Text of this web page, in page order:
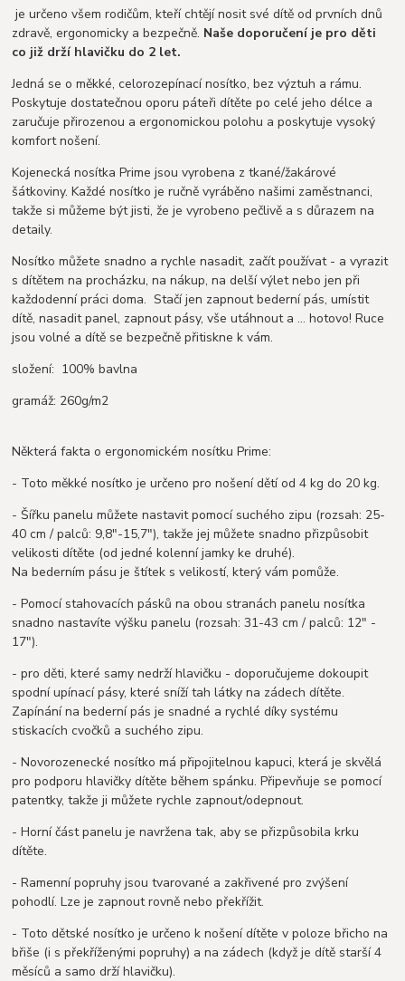
je určeno všem rodičům, kteří chtějí nosit své dítě od prvních dnů
zdravě, ergonomicky a bezpečně. Naše doporučení je pro děti
co již drží hlavičku do 2 let.
Jedná se o měkké, celorozepínací nosítko, bez výztuh a rámu.
Poskytuje dostatečnou oporu páteři dítěte po celé jeho délce a
zaručuje přirozenou a ergonomickou polohu a poskytuje vysoký
komfort nošení.
Kojenecká nosítka Prime jsou vyrobena z tkané/žakárové
šátkoviny. Každé nosítko je ručně vyráběno našimi zaměstnanci,
takže si můžeme být jisti, že je vyrobeno pečlivě a s důrazem na
detaily.
Nosítko můžete snadno a rychle nasadit, začít používat - a vyrazit
s dítětem na procházku, na nákup, na delší výlet nebo jen při
každodenní práci doma. Stačí jen zapnout bederní pás, umístit
dítě, nasadit panel, zapnout pásy, vše utáhnout a ... hotovo! Ruce
jsou volné a dítě se bezpečně přitiskne k vám.
složení: 100% bavlna
gramáž: 260g/m2
Některá fakta o ergonomickém nosítku Prime:
- Toto měkké nosítko je určeno pro nošení dětí od 4 kg do 20 kg.
- Šířku panelu můžete nastavit pomocí suchého zipu (rozsah: 25-
40 cm / palců: 9,8"-15,7"), takže jej můžete snadno přizpůsobit
velikosti dítěte (od jedné kolenní jamky ke druhé).
Na bederním pásu je štítek s velikostí, který vám pomůže.
- Pomocí stahovacích pásků na obou stranách panelu nosítka
snadno nastavíte výšku panelu (rozsah: 31-43 cm / palců: 12" -
17").
- pro děti, které samy nedrží hlavičku - doporučujeme dokoupit
spodní upínací pásy, které sníží tah látky na zádech dítěte.
Zapínání na bederní pás je snadné a rychlé díky systému
stiskacích cvočků a suchého zipu.
- Novorozenecké nosítko má připojitelnou kapuci, která je skvělá
pro podporu hlavičky dítěte během spánku. Připevňuje se pomocí
patentky, takže ji můžete rychle zapnout/odepnout.
- Horní část panelu je navržena tak, aby se přizpůsobila krku
dítěte.
- Ramenní popruhy jsou tvarované a zakřivené pro zvýšení
pohodlí. Lze je zapnout rovně nebo překřížit.
- Toto dětské nosítko je určeno k nošení dítěte v poloze břicho na
břiše (i s překříženými popruhy) a na zádech (když je dítě starší 4
měsíců a samo drží hlavičku).